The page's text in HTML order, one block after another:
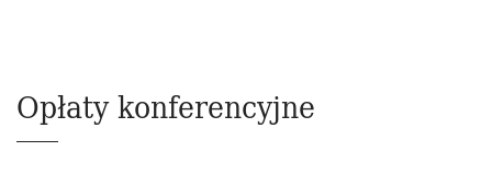
Opłaty konferencyjne